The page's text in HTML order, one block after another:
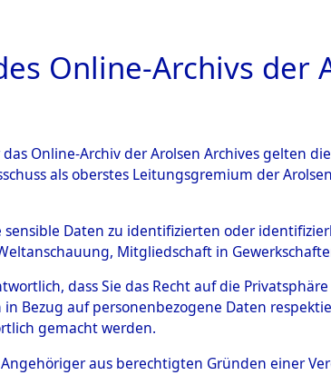
ARCHIVALE ÜBERSICHT
0003
Person
Online-Archivs der
Online-Archiv der Arolsen Archives gelten
als oberstes Leitungsgremium der
sensible Daten zu identifizierten oder
Mitgliedschaft in
dass Sie das Recht auf die
Bezug auf personenbezogene Daten
gemacht werden.
Angehöriger aus berechtigten Gründen einer